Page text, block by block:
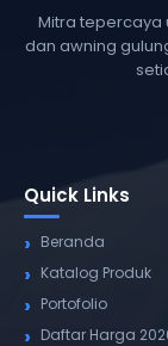
Mitra tepercaya
dan awning
Quick Links
Beranda
Katalog Produk
Portofolio
Daftar Harga